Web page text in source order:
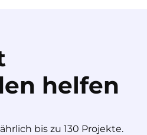
helfen
bis zu 130 Projekte.